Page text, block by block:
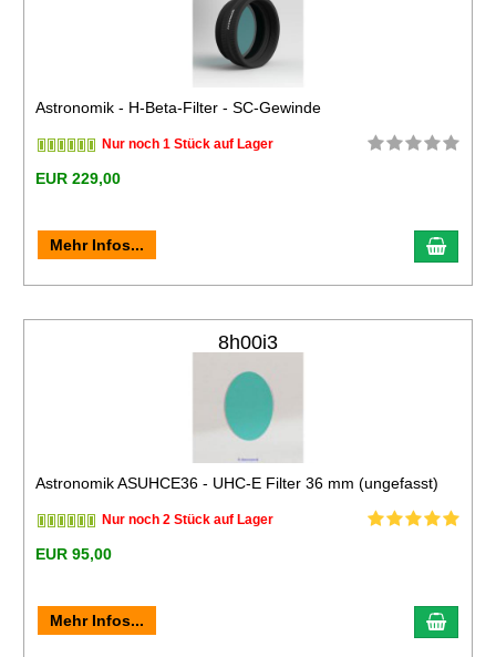
Astronomik - H-Beta-Filter - SC-Gewinde
Nur noch 1 Stück auf Lager
EUR 229,00
Mehr Infos...
8h00i3
Astronomik ASUHCE36 - UHC-E Filter 36 mm (ungefasst)
Nur noch 2 Stück auf Lager
EUR 95,00
Mehr Infos...